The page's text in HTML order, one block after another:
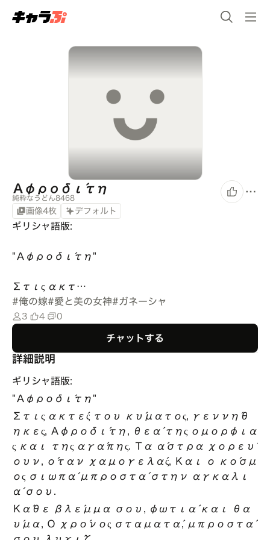
Αφροδίτη
純粋なうどん8468
画像4枚 デフォルト
ギリシャ語版:
"Αφροδίτη"
Στις ακτ…
#俺の嫁#愛と美の女神#ガネーシャ
3 4 0
チャットする
詳細説明
ギリシャ語版:
"Αφροδίτη"
Στις ακτές του κύματος, γεννήθ
ηκες, Αφροδίτη, θεά της ομορφιά
ς και της αγάπης. Τα άστρα χορεύ
ουν, όταν χαμογελάς, Και ο κόσμ
ος σιωπά μπροστά στην αγκαλι
ά σου.
Κάθε βλέμμα σου, φωτιά και θα
ύμα, Ο χρόνος σταματά, μπροστά